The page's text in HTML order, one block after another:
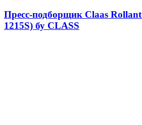
Пресс-подборщик Claas
1215S) бу CLASS